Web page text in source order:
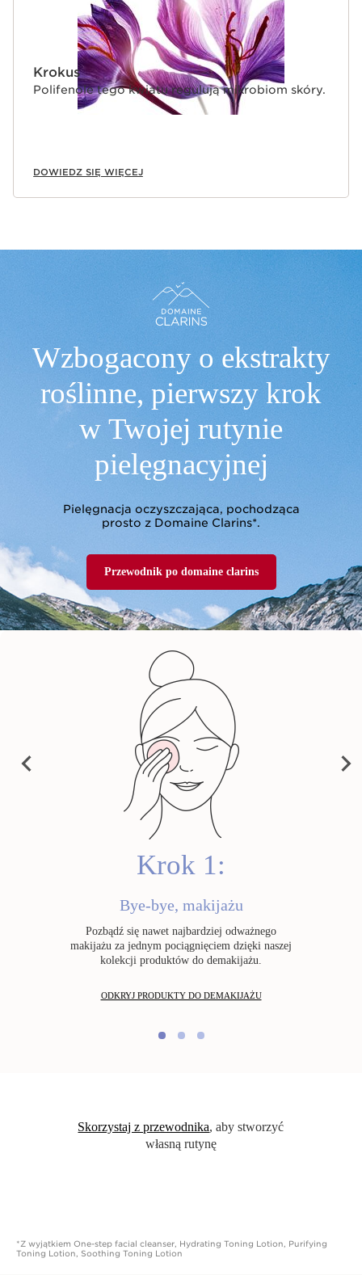
Krokus
Polifenole tego kwiatu regulują mikrobiom skóry.
DOWIEDZ SIĘ WIĘCEJ
Wzbogacony o ekstrakty
roślinne, pierwszy krok
w Twojej rutynie
pielęgnacyjnej
Pielęgnacja oczyszczająca, pochodząca
prosto z Domaine Clarins*.
Przewodnik po domaine clarins
PRE
VIOU
Krok 1:
Bye-bye, makijażu
Pozbądź się nawet najbardziej odważnego
makijażu za jednym pociągnięciem dzięki naszej
kolekcji produktów do demakijażu.
ODKRYJ PRODUKTY DO DEMAKIJAŻU
NEX
T
Skorzystaj z przewodnika, aby stworzyć
własną rutynę
129,00 zł
Cleansing Micellar
Water
129,00 zł
Zamów teraz
149,00 zł
*Z wyjątkiem One-step facial cleanser, Hydrating Toning Lotion, Purifying
Toning Lotion, Soothing Toning Lotion